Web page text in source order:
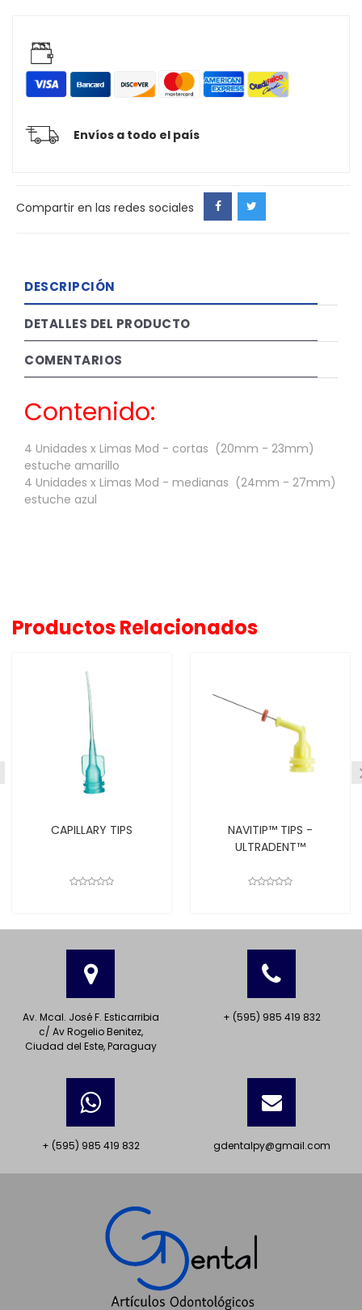
Envíos a todo el país
Compartir en las redes sociales
DESCRIPCIÓN
DETALLES DEL PRODUCTO
COMENTARIOS
Contenido:
4 Unidades x Limas Mod - cortas (20mm - 23mm)
estuche amarillo
4 Unidades x Limas Mod - medianas (24mm - 27mm)
estuche azul
Productos Relacionados
CAPILLARY TIPS
NAVITIP™ TIPS -
ULTRADENT™
Av. Mcal. José F. Esticarribia
c/ Av Rogelio Benitez,
Ciudad del Este, Paraguay
+ (595) 985 419 832
+ (595) 985 419 832 gdentalpy@gmail.com